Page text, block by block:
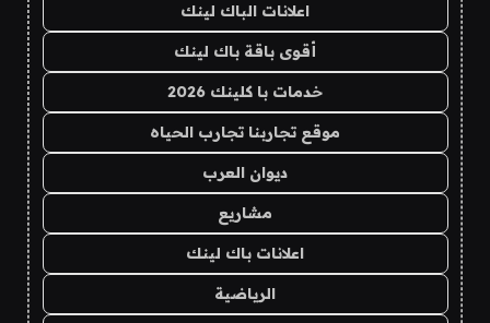
اعلانات الباك لينك
أقوى باقة باك لينك
خدمات با كلينك 2026
موقع تجاربنا تجارب الحياه
ديوان العرب
مشاريع
اعلانات باك لينك
الرياضية